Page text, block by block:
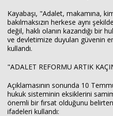
Kayabaşı, "Adalet, makamına,
bakılmaksızın herkese aynı
değil, haklı olanın kazandığı bir
ve devletimize duyulan güvenin
kullandı.
"ADALET REFORMU ARTIK
Açıklamasının sonunda 10
hukuk sisteminin eksiklerini
önemli bir fırsat olduğunu
ifadeleri kullandı: